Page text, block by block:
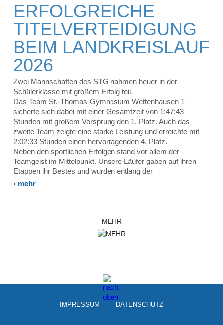
ERFOLGREICHE
TITELVERTEIDIGUNG
BEIM LANDKREISLAUF
2026
Zwei Mannschaften des STG nahmen heuer in der
Schülerklasse mit großem Erfolg teil.
Das Team St.-Thomas-Gymnasium Wettenhausen 1
sicherte sich dabei mit einer Gesamtzeit von 1:47:43
Stunden mit großem Vorsprung den 1. Platz. Auch das
zweite Team zeigte eine starke Leistung und erreichte mit
2:02:33 Stunden einen hervorragenden 4. Platz.
Neben den sportlichen Erfolgen stand vor allem der
Teamgeist im Mittelpunkt. Unsere Läufer gaben auf ihren
Etappen ihr Bestes und wurden entlang der
› mehr
MEHR
IMPRESSUM DATEN­SCHUTZ